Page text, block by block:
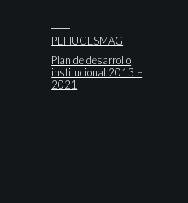
PEI-IUCESMAG
Plan de desarrollo
institucional 2013 –
2021